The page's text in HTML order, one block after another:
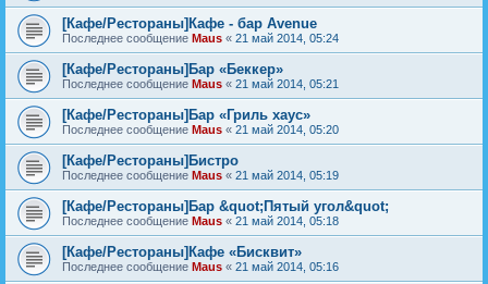
[Кафе/Рестораны]Кафе - бар Avenue
Последнее сообщение Maus « 21 май 2014, 05:24
[Кафе/Рестораны]Бар «Беккер»
Последнее сообщение Maus « 21 май 2014, 05:21
[Кафе/Рестораны]Бар «Гриль хаус»
Последнее сообщение Maus « 21 май 2014, 05:20
[Кафе/Рестораны]Бистро
Последнее сообщение Maus « 21 май 2014, 05:19
[Кафе/Рестораны]Бар &quot;Пятый угол&quot;
Последнее сообщение Maus « 21 май 2014, 05:18
[Кафе/Рестораны]Кафе «Бисквит»
Последнее сообщение Maus « 21 май 2014, 05:16